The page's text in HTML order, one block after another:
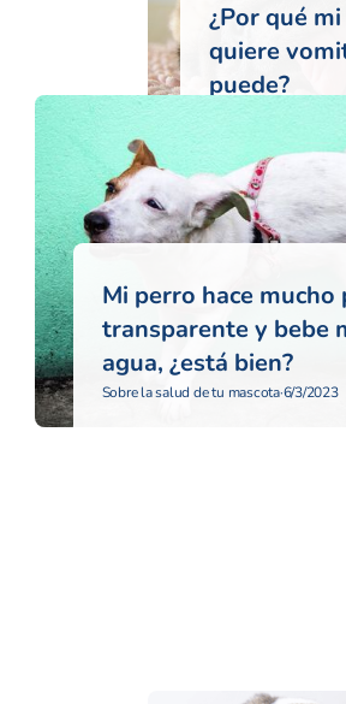
¿Por qué
quiere
puede?
Mi perro hace mucho
transparente y bebe
agua, ¿está bien?
Sobre la salud de tu mascota·6/3/2023